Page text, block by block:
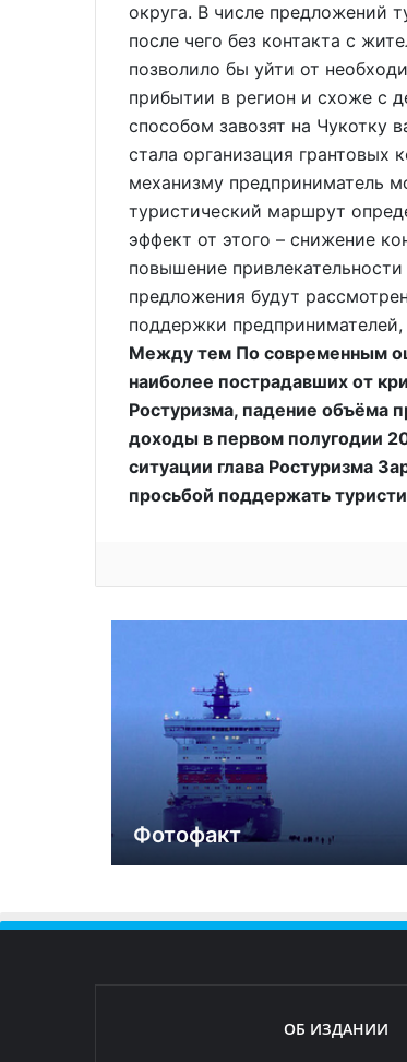
округа. В числе предложений
после чего без контакта с
позволило бы уйти от
прибытии в регион и схоже с
способом завозят на Чукотку
стала организация грантовых
механизму предприниматель
туристический маршрут
эффект от этого – снижение
повышение
предложения будут
поддержки
Между тем По современным
наиболее пострадавших от
Ростуризма, падение объёма
доходы в первом полугодии
ситуации глава Ростуризма
просьбой поддержать
Фотофакт
ОБ ИЗДАНИИ